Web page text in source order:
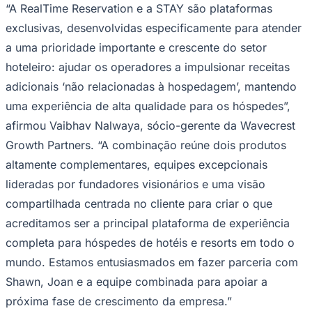
São Paulo
“A RealTime Reservation e a STAY são plataformas
exclusivas, desenvolvidas especificamente para atender
a uma prioridade importante e crescente do setor
hoteleiro: ajudar os operadores a impulsionar receitas
adicionais ‘não relacionadas à hospedagem’, mantendo
uma experiência de alta qualidade para os hóspedes”,
afirmou Vaibhav Nalwaya, sócio-gerente da Wavecrest
Growth Partners. “A combinação reúne dois produtos
altamente complementares, equipes excepcionais
lideradas por fundadores visionários e uma visão
compartilhada centrada no cliente para criar o que
acreditamos ser a principal plataforma de experiência
completa para hóspedes de hotéis e resorts em todo o
mundo. Estamos entusiasmados em fazer parceria com
Shawn, Joan e a equipe combinada para apoiar a
próxima fase de crescimento da empresa.”